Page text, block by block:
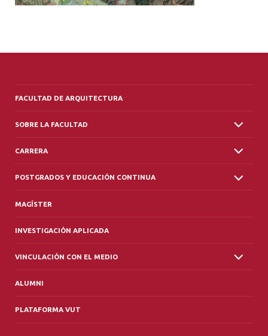
FACULTAD DE ARQUITECTURA
SOBRE LA FACULTAD
CARRERA
POSTGRADOS Y EDUCACIÓN CONTINUA
MAGÍSTER
INVESTIGACIÓN APLICADA
VINCULACIÓN CON EL MEDIO
ALUMNI
PLATAFORMA VUT